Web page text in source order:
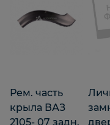
Рем. часть
крыла ВАЗ
2105- 07 задн.